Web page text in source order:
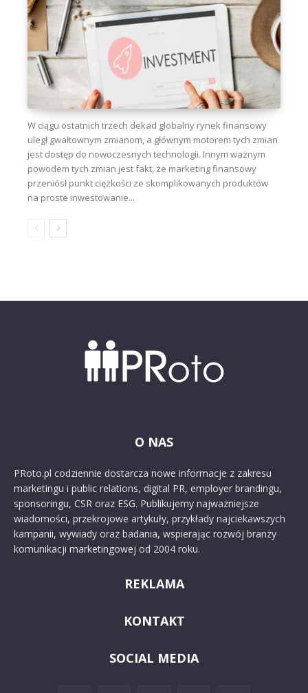
W ciągu ostatnich trzech dekad globalny rynek finansowy
uległ gwałtownym zmianom, a głównym motorem tych zmian
jest dostęp do nowoczesnych technologii. Innym ważnym
powodem tych zmian jest fakt, że marketing finansowy
przeniósł punkt ciężkości ze skomplikowanych produktów
na proste inwestowanie...
O NAS
PRoto.pl codziennie dostarcza nowe informacje z zakresu
marketingu i public relations, digital PR, employer brandingu,
sponsoringu, CSR oraz ESG. Publikujemy najważniejsze
wiadomości, przekrojowe artykuły, przykłady najciekawszych
kampanii, wywiady oraz badania, wspierając rozwój branży
komunikacji marketingowej od 2004 roku.
REKLAMA
KONTAKT
SOCIAL MEDIA